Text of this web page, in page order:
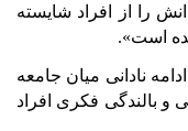
را از افراد شایسته
است».
نادانی میان جامعه
و بالندگی فکری افراد